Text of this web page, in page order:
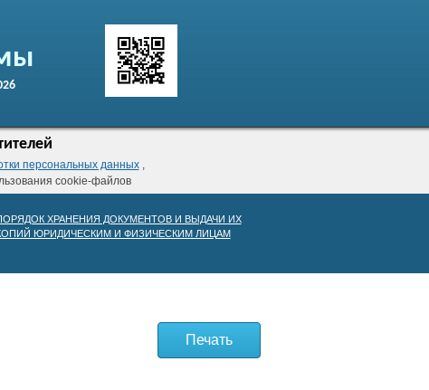
персональных данных,
cookie-файлов
ХРАНЕНИЯ ДОКУМЕНТОВ И ВЫДАЧИ ИХ
ЮРИДИЧЕСКИМ И ФИЗИЧЕСКИМ ЛИЦАМ